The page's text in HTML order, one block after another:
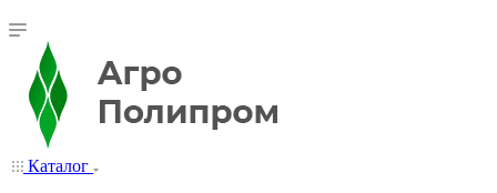
Каталог